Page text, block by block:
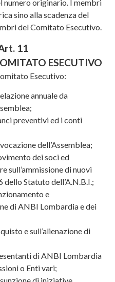
numero originario. I membri
sino alla scadenza del
del Comitato Esecutivo.
11
ESECUTIVO
Esecutivo:
annuale da
preventivi ed i conti
dell’Assemblea;
dei soci ed
sull’ammissione di nuovi
dello Statuto dell’A.N.B.I.;
e
di ANBI Lombardia e dei
e sull’alienazione di
di ANBI Lombardia
o Enti vari;